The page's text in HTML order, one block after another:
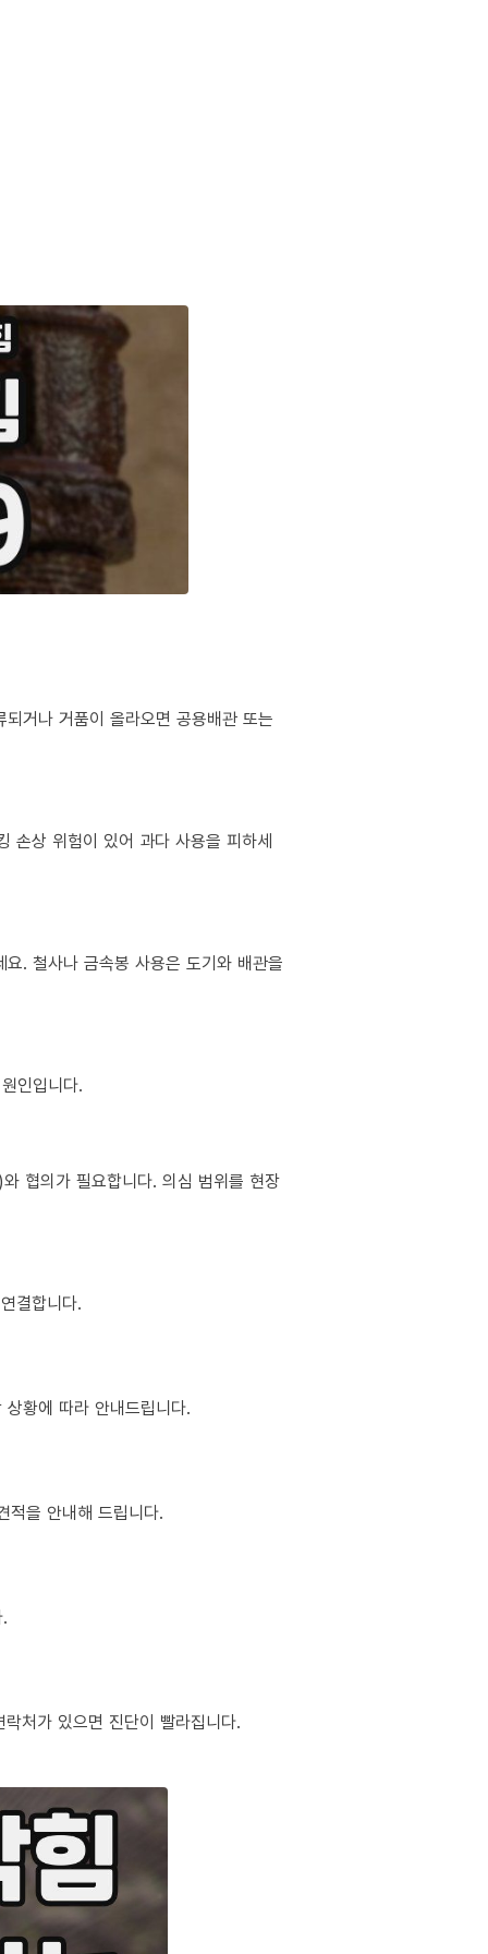
거나 거품이 올라오면 공용배관 또는
손상 위험이 있어 과다 사용을 피하세
. 철사나 금속봉 사용은 도기와 배관을
인입니다.
협의가 필요합니다. 의심 범위를 현장
결합니다.
황에 따라 안내드립니다.
적을 안내해 드립니다.
처가 있으면 진단이 빨라집니다.